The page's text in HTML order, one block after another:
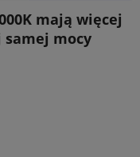
mają więcej
samej mocy